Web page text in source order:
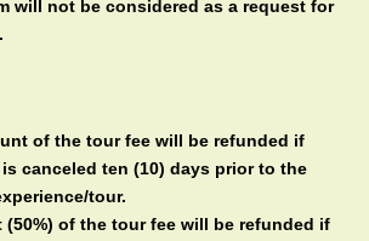
will not be considered as a request for
of the tour fee will be refunded if
canceled ten (10) days prior to the
tour.
(50%) of the tour fee will be refunded if